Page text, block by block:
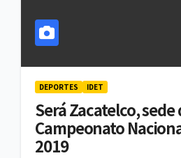
DEPORTES IDET
Será Zacatelco, sede
Campeonato
2019